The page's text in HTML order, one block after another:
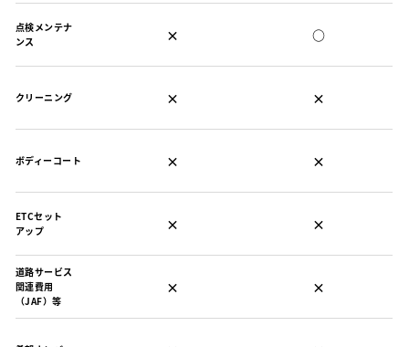
点検メンテナ
ンス
× ○
クリーニング × ×
ボディーコート × ×
ETCセット
アップ
× ×
道路サービス
関連費用
（JAF）等
× ×